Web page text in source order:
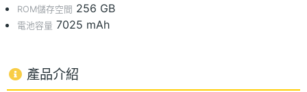
ROM儲存空間 256 GB
電池容量 7025 mAh
產品介紹